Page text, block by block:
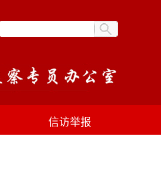
信访举报